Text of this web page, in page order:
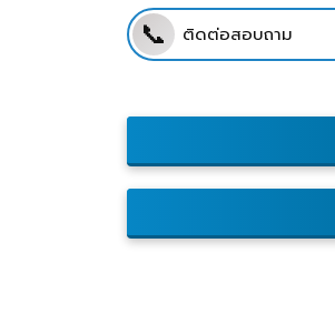
📞 ติดต่อสอบถาม